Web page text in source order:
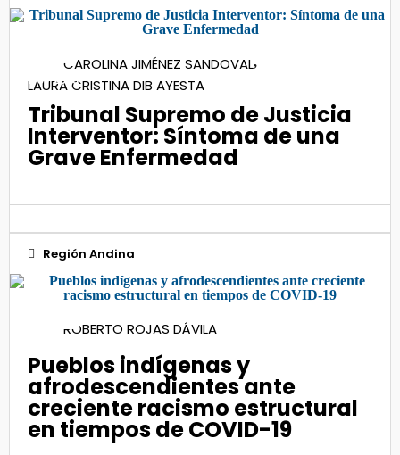
30
Nov 2023
CAROLINA JIMÉNEZ SANDOVAL,
LAURA CRISTINA DIB AYESTA
Tribunal Supremo de Justicia
Interventor: Síntoma de una
Grave Enfermedad
Región Andina
02
ROBERTO ROJAS DÁVILA
Pueblos indígenas y
afrodescendientes ante
creciente racismo estructural
en tiempos de COVID-19